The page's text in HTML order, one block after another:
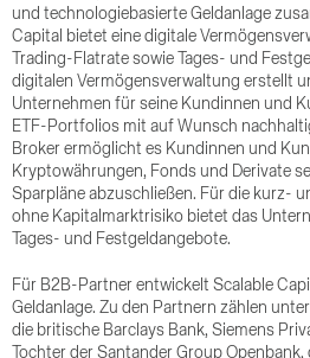
und technologiebasierte Geldanlage
Capital bietet eine digitale
Trading-Flatrate sowie Tages- und
digitalen Vermögensverwaltung erstellt
Unternehmen für seine Kundinnen und
ETF-Portfolios mit auf Wunsch
Broker ermöglicht es Kundinnen und
Kryptowährungen, Fonds und Derivate
Sparpläne abzuschließen. Für die kurz-
ohne Kapitalmarktrisiko bietet das
Tages- und Festgeldangebote.
Für B2B-Partner entwickelt Scalable
Geldanlage. Zu den Partnern zählen
die britische Barclays Bank, Siemens
Tochter der Santander Group